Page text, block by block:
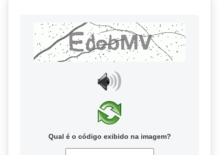
Qual é o código exibido na imagem?